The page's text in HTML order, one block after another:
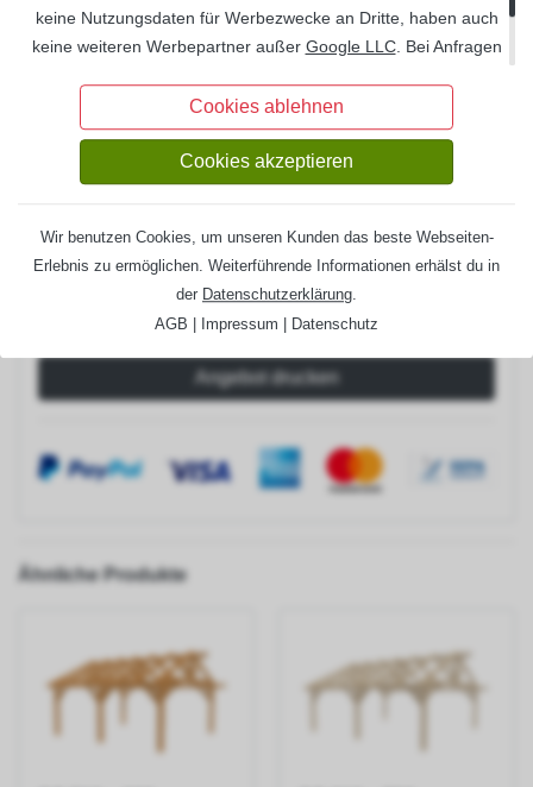
Set H-Pfostenanker 12x12 cm
120 €
Set H-Pfostenanker 14x14 cm
204 €
Regenrinnenset Metall (anthrazit)
1083 €
Gesamtpreis:
6.520,00 €
Angebot drucken
Ähnliche Produkte
keine Nutzungsdaten für Werbezwecke an Dritte, haben auch
keine weiteren Werbepartner außer Google LLC. Bei Anfragen
-konform auf deutschen Servern gespeichert
und auf Wunsch Ihrerseits gelöscht.
Cookies ablehnen
Cookies akzeptieren
Wir benutzen Cookies, um unseren Kunden das beste Webseiten-
Erlebnis zu ermöglichen. Weiterführende Informationen erhälst du in
der Datenschutzerklärung
AGB
Impressum Datenschutz